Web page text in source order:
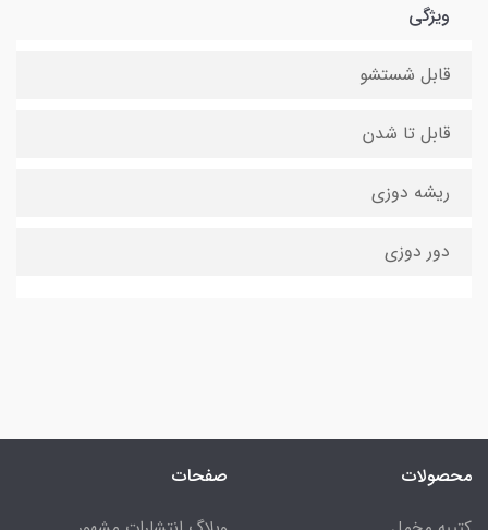
ویژگی
قابل شستشو
قابل تا شدن
ریشه دوزی
دور دوزی
محصولات صفحات